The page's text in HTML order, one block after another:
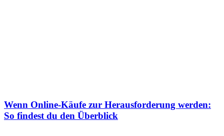
Wenn Online-Käufe zur Herausforderung werden:
So findest du den Überblick